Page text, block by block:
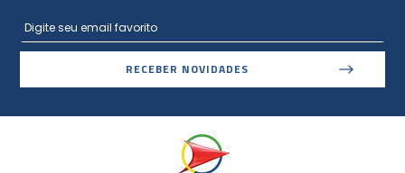
RECEBER NOVIDADES